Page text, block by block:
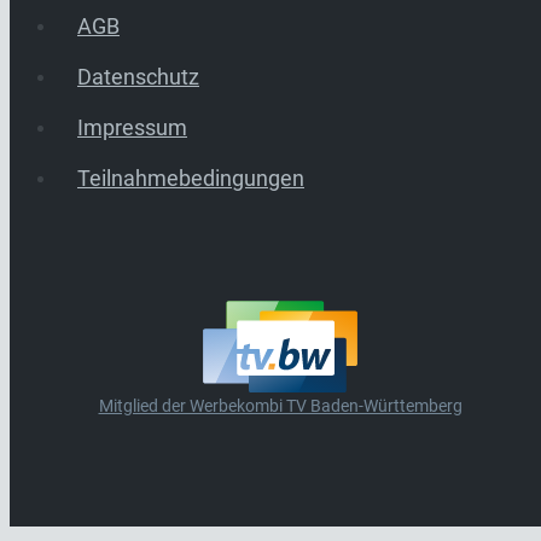
AGB
Datenschutz
Impressum
Teilnahmebedingungen
Mitglied der Werbekombi TV Baden-Württemberg